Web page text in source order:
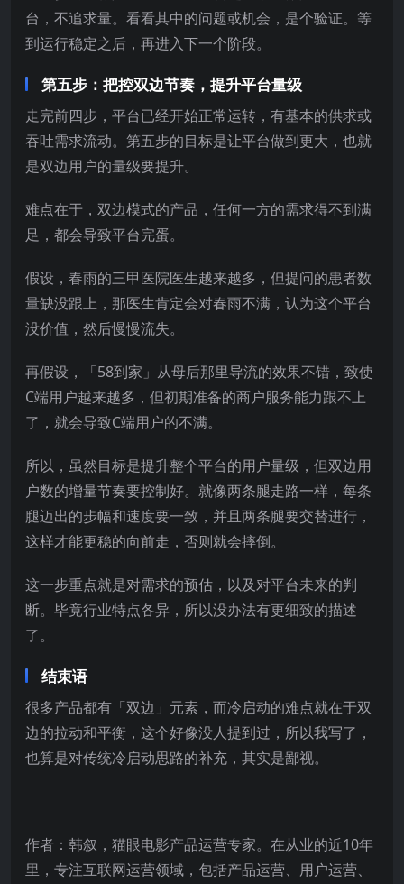
台，不追求量。看看其中的问题或机会，是个验证。等
到运行稳定之后，再进入下一个阶段。
第五步：把控双边节奏，提升平台量级
走完前四步，平台已经开始正常运转，有基本的供求或
吞吐需求流动。第五步的目标是让平台做到更大，也就
是双边用户的量级要提升。
难点在于，双边模式的产品，任何一方的需求得不到满
足，都会导致平台完蛋。
假设，春雨的三甲医院医生越来越多，但提问的患者数
量缺没跟上，那医生肯定会对春雨不满，认为这个平台
没价值，然后慢慢流失。
再假设，「58到家」从母后那里导流的效果不错，致使
C端用户越来越多，但初期准备的商户服务能力跟不上
了，就会导致C端用户的不满。
所以，虽然目标是提升整个平台的用户量级，但双边用
户数的增量节奏要控制好。就像两条腿走路一样，每条
腿迈出的步幅和速度要一致，并且两条腿要交替进行，
这样才能更稳的向前走，否则就会摔倒。
这一步重点就是对需求的预估，以及对平台未来的判
断。毕竟行业特点各异，所以没办法有更细致的描述
了。
结束语
很多产品都有「双边」元素，而冷启动的难点就在于双
边的拉动和平衡，这个好像没人提到过，所以我写了，
也算是对传统冷启动思路的补充，其实是鄙视。
作者：韩叙，猫眼电影产品运营专家。在从业的近10年
里，专注互联网运营领域，包括产品运营、用户运营、